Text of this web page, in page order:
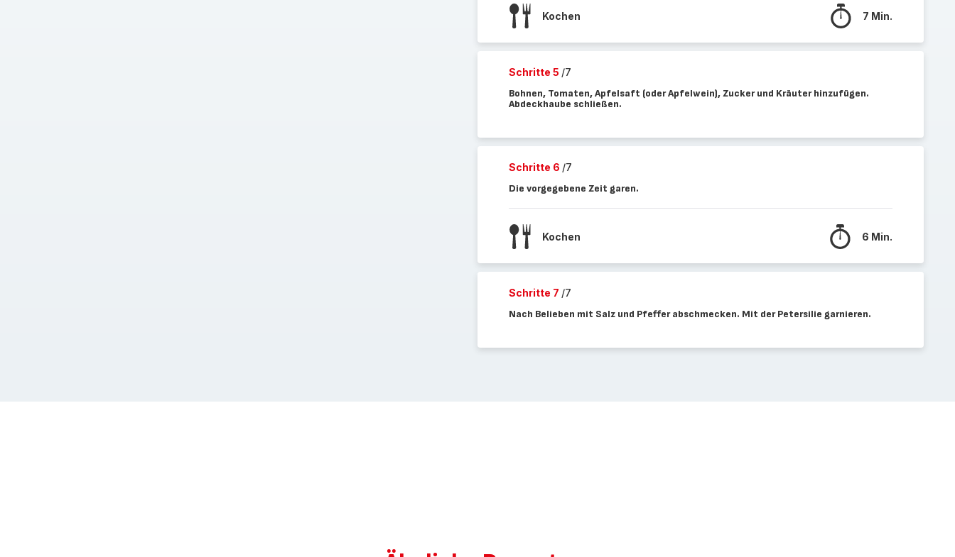
Kochen 7 Min.
Schritte 5 /7
Bohnen, Tomaten, Apfelsaft (oder Apfelwein), Zucker und Kräuter hinzufügen.
Abdeckhaube schließen.
Schritte 6 /7
Die vorgegebene Zeit garen.
Kochen 6 Min.
Schritte 7 /7
Nach Belieben mit Salz und Pfeffer abschmecken. Mit der Petersilie garnieren.